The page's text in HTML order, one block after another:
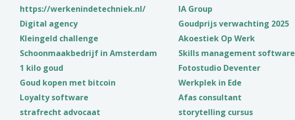
https://werkenindetechniek.nl/
Digital agency
Kleingeld challenge
Schoonmaakbedrijf in Amsterdam
1 kilo goud
Goud kopen met bitcoin
Loyalty software
strafrecht advocaat
IA Group
Goudprijs verwachting 2025
Akoestiek Op Werk
Skills management software
Fotostudio Deventer
Werkplek in Ede
Afas consultant
storytelling cursus